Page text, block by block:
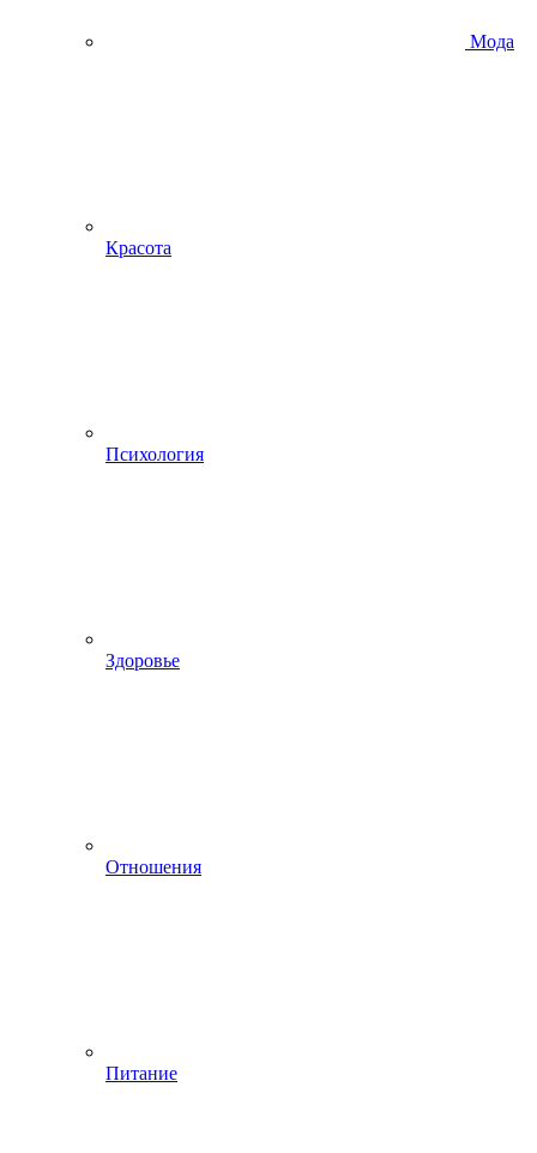
Мода
Красота
Психология
Здоровье
Отношения
Питание